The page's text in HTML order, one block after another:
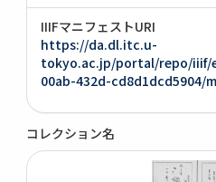
IIIFマニフェストURI
https://da.dl.itc.u-
tokyo.ac.jp/portal/repo/iiif/
00ab-432d-cd8d1dcd5904/
コレクション名